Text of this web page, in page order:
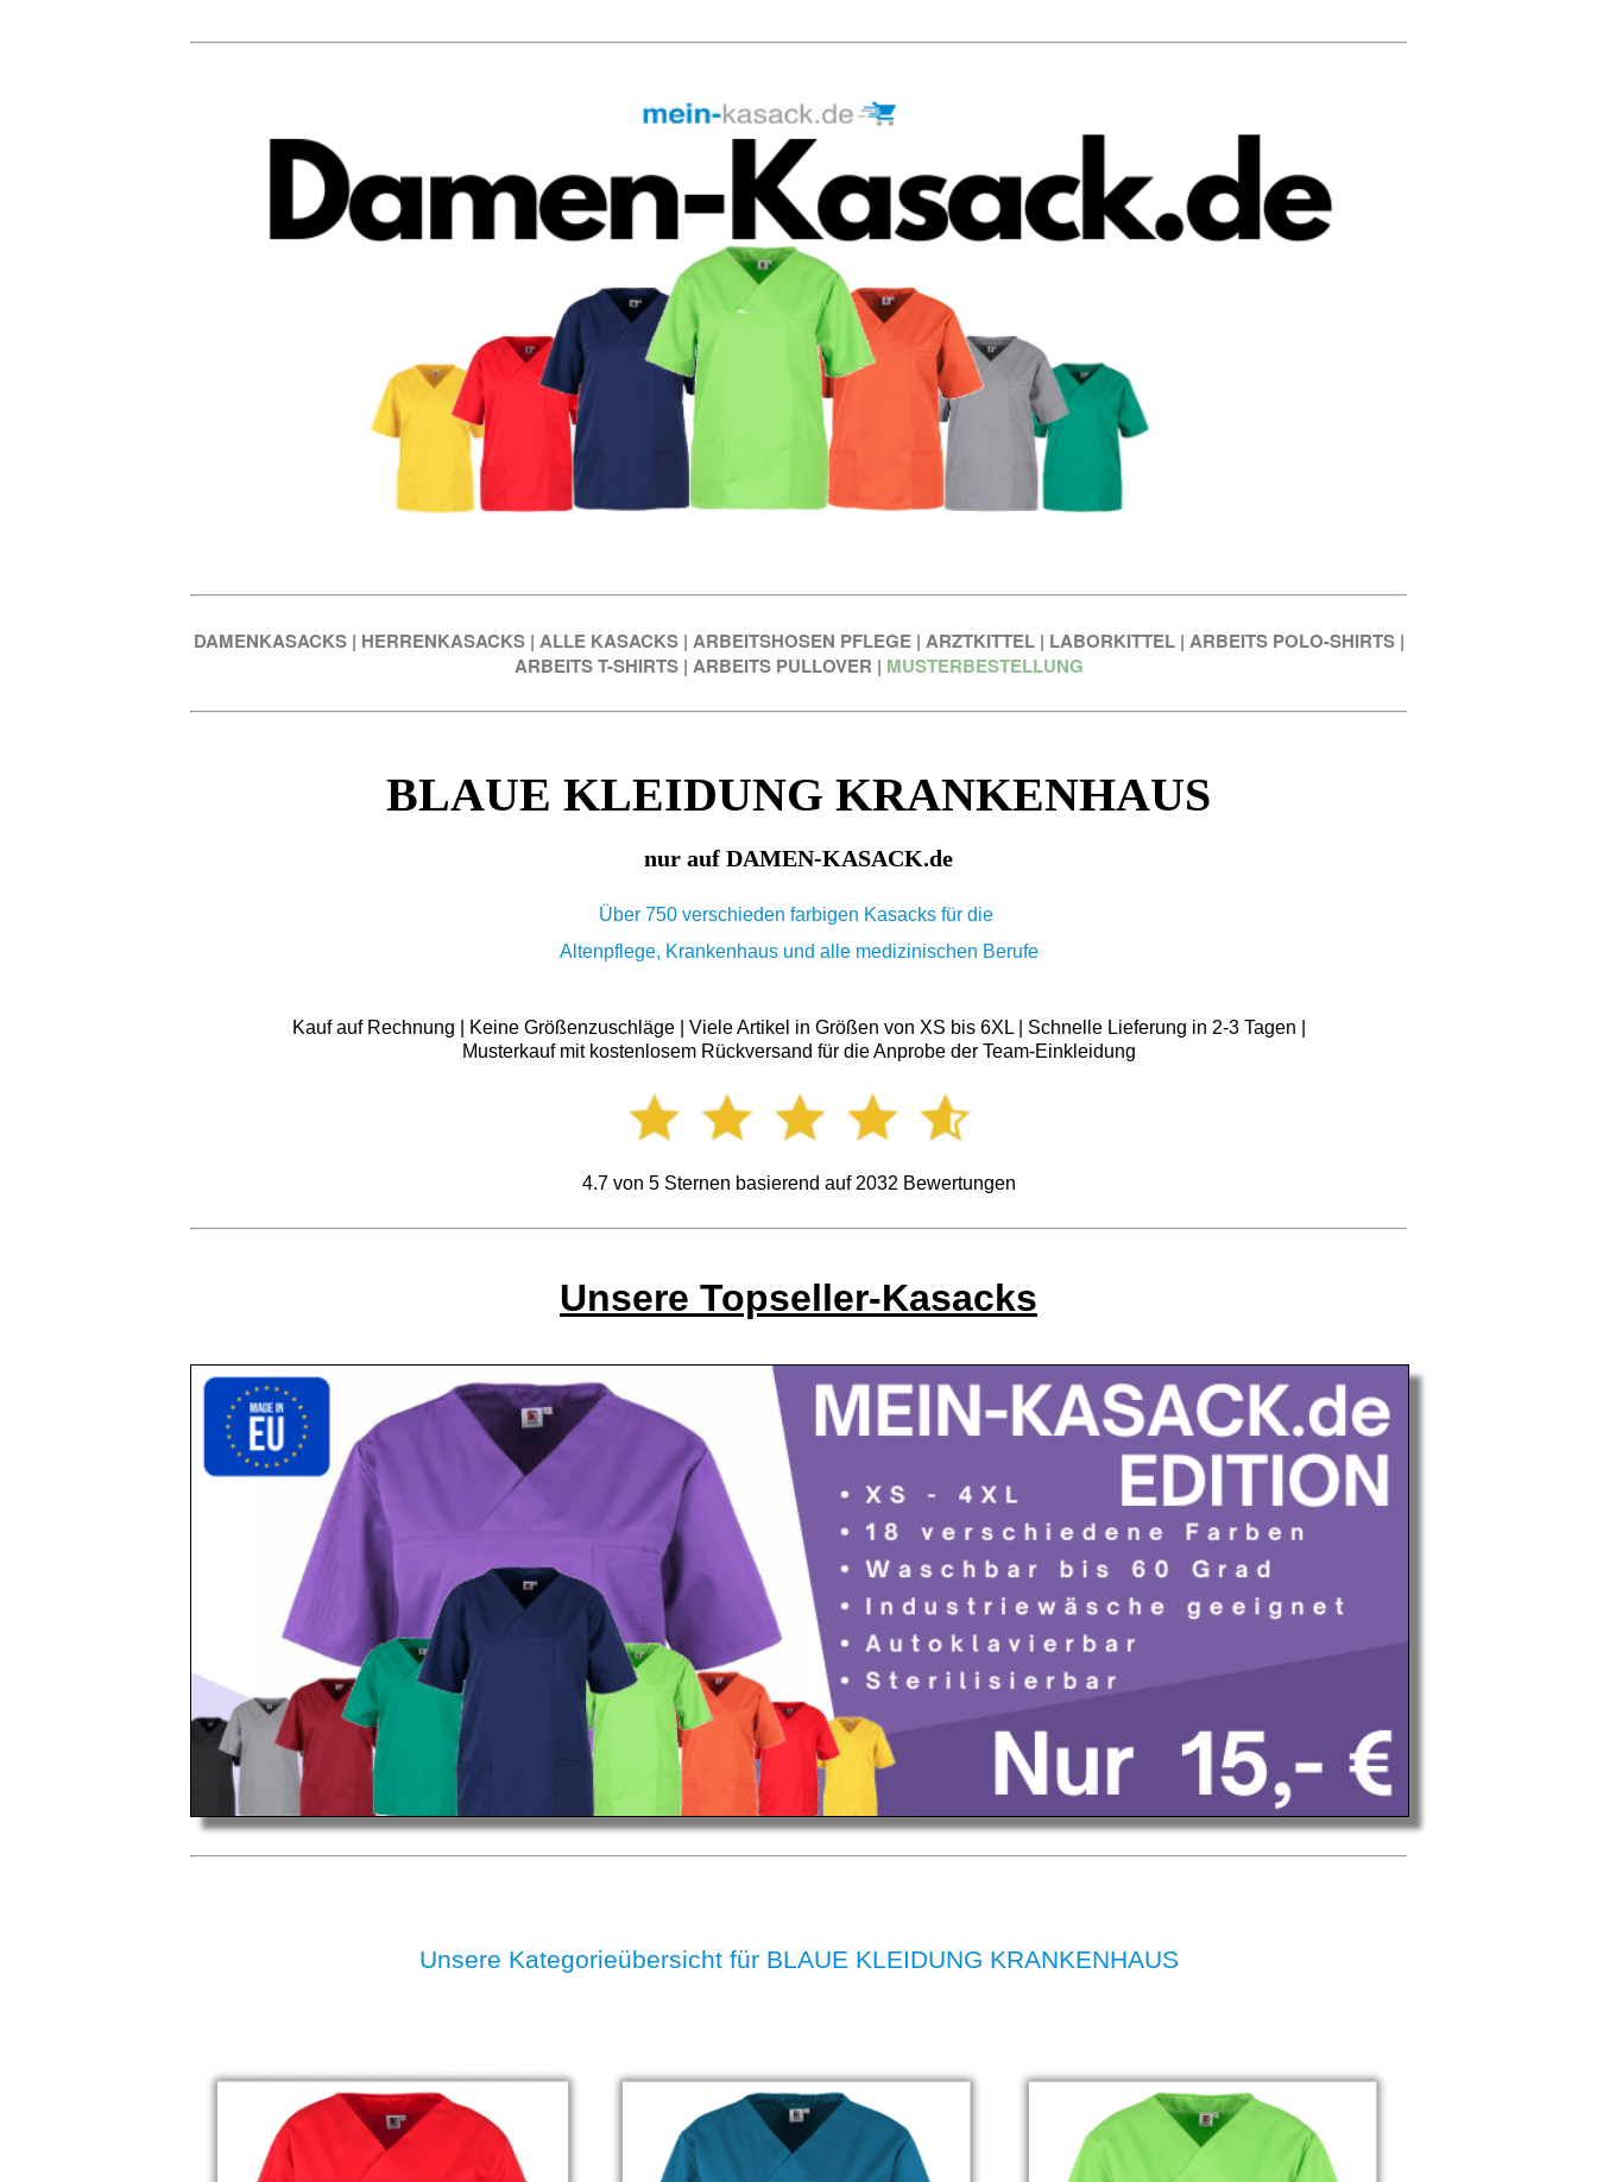
DAMENKASACKS | HERRENKASACKS | ALLE KASACKS | ARBEITSHOSEN PFLEGE | ARZTKITTEL | LABORKITTEL | ARBEITS POLO-SHIRTS |
ARBEITS T-SHIRTS | ARBEITS PULLOVER | MUSTERBESTELLUNG
BLAUE KLEIDUNG KRANKENHAUS
nur auf DAMEN-KASACK.de
Über 750 verschieden farbigen Kasacks für die
Altenpflege, Krankenhaus und alle medizinischen Berufe
Kauf auf Rechnung | Keine Größenzuschläge | Viele Artikel in Größen von XS bis 6XL | Schnelle Lieferung in 2-3 Tagen |
Musterkauf mit kostenlosem Rückversand für die Anprobe der Team-Einkleidung
4.7von 5Sternen basierend auf 2032 Bewertungen
Unsere Topseller-Kasacks
Unsere Kategorieübersicht für BLAUE KLEIDUNG KRANKENHAUS